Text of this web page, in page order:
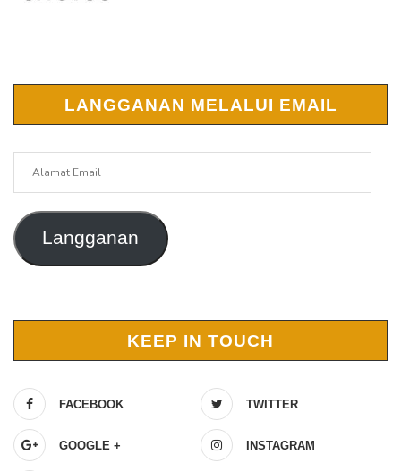
LANGGANAN MELALUI EMAIL
Langganan
KEEP IN TOUCH
FACEBOOK TWITTER
GOOGLE + INSTAGRAM